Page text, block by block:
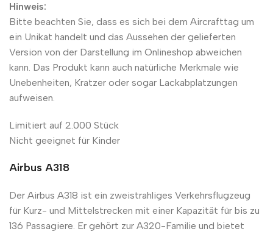
Hinweis:
Bitte beachten Sie, dass es sich bei dem Aircrafttag um
ein Unikat handelt und das Aussehen der gelieferten
Version von der Darstellung im Onlineshop abweichen
kann. Das Produkt kann auch natürliche Merkmale wie
Unebenheiten, Kratzer oder sogar Lackabplatzungen
aufweisen.
Limitiert auf 2.000 Stück
Nicht geeignet für Kinder
Airbus A318
Der Airbus A318 ist ein zweistrahliges Verkehrsflugzeug
für Kurz- und Mittelstrecken mit einer Kapazität für bis zu
136 Passagiere. Er gehört zur A320-Familie und bietet